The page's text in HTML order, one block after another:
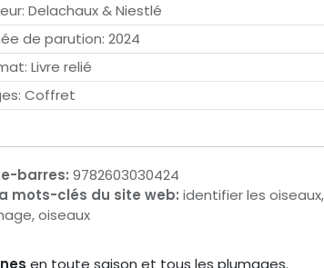
: Delachaux & Niestlé
de parution: 2024
: Livre relié
: Coffret
barres: 9782603030424
mots-clés du site web: identifier les
oiseaux